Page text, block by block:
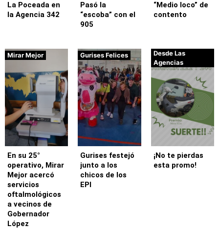
La Poceada en
la Agencia 342
Pasó la
“escoba” con el
905
“Medio loco” de
contento
Mirar Mejor
En su 25°
operativo, Mirar
Mejor acercó
servicios
oftalmológicos
a vecinos de
Gobernador
López
Gurises Felices
Gurises festejó
junto a los
chicos de los
EPI
Desde Las
Agencias
¡No te pierdas
esta promo!